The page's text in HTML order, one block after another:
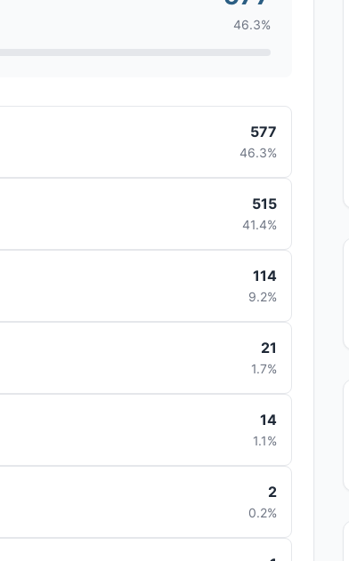
46.3%
577
46.3%
515
41.4%
114
9.2%
21
1.7%
14
1.1%
2
0.2%